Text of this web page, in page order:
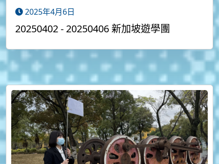
2025年4月6日
20250402 - 20250406 新加坡遊學團